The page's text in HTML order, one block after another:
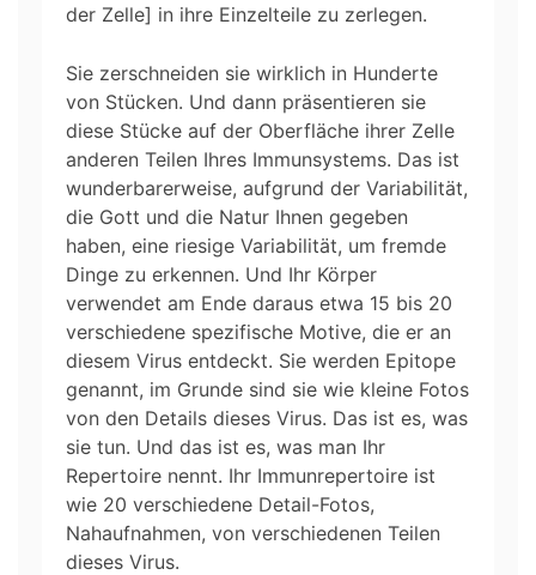
der Zelle] in ihre Einzelteile zu zerlegen.
Sie zerschneiden sie wirklich in Hunderte
von Stücken. Und dann präsentieren sie
diese Stücke auf der Oberfläche ihrer Zelle
anderen Teilen Ihres Immunsystems. Das ist
wunderbarerweise, aufgrund der Variabilität,
die Gott und die Natur Ihnen gegeben
haben, eine riesige Variabilität, um fremde
Dinge zu erkennen. Und Ihr Körper
verwendet am Ende daraus etwa 15 bis 20
verschiedene spezifische Motive, die er an
diesem Virus entdeckt. Sie werden Epitope
genannt, im Grunde sind sie wie kleine Fotos
von den Details dieses Virus. Das ist es, was
sie tun. Und das ist es, was man Ihr
Repertoire nennt. Ihr Immunrepertoire ist
wie 20 verschiedene Detail-Fotos,
Nahaufnahmen, von verschiedenen Teilen
dieses Virus.